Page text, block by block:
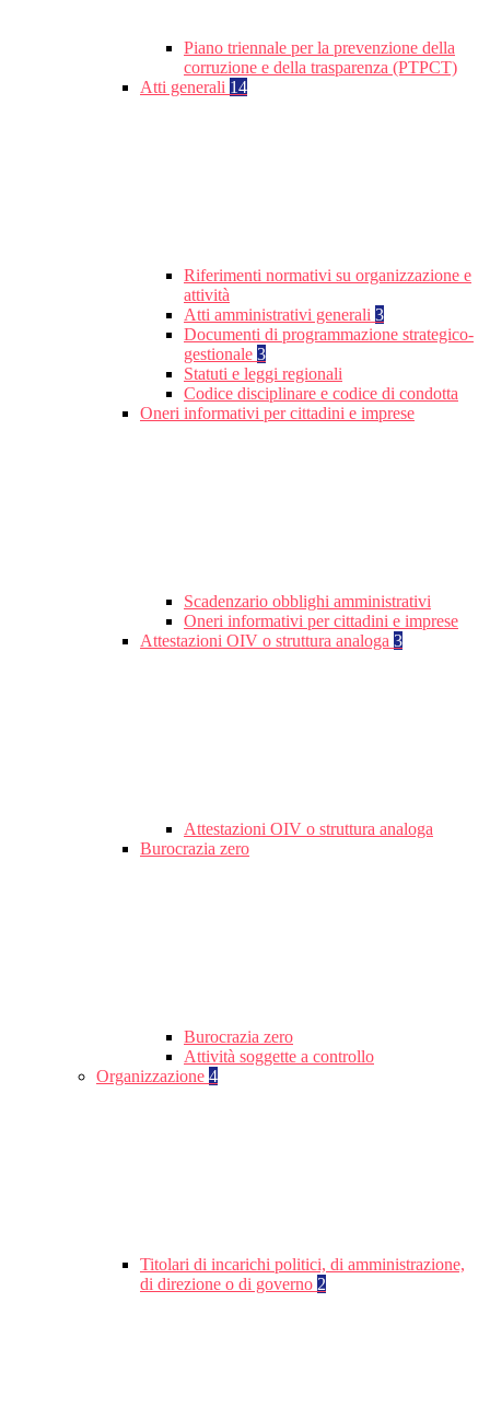
Piano triennale per la prevenzione della
corruzione e della trasparenza (PTPCT)
Atti generali 14
Riferimenti normativi su organizzazione e
attività
Atti amministrativi generali 3
Documenti di programmazione strategico-
gestionale 3
Statuti e leggi regionali
Codice disciplinare e codice di condotta
Oneri informativi per cittadini e imprese
Scadenzario obblighi amministrativi
Oneri informativi per cittadini e imprese
Attestazioni OIV o struttura analoga 3
Attestazioni OIV o struttura analoga
Burocrazia zero
Burocrazia zero
Attività soggette a controllo
Organizzazione 4
Titolari di incarichi politici, di amministrazione,
di direzione o di governo 2